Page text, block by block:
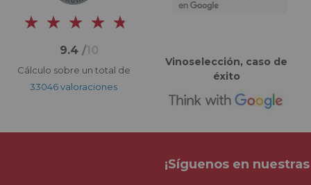
9.4 /10
Cálculo sobre un total de
33046 valoraciones
Vinoselección, caso de
éxito
¡Síguenos en